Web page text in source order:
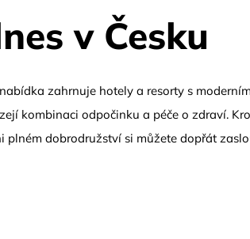
v Česku
zahrnuje hotely a resorty s
kombinaci odpočinku a péče o zdraví.
dobrodružství si můžete dopřát